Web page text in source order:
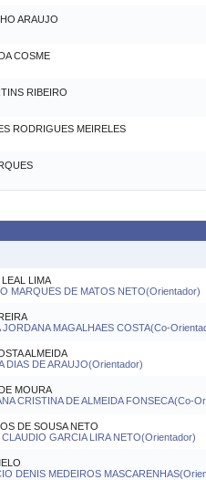
ARAUJO
COSME
RIBEIRO
RODRIGUES MEIRELES
LIMA
MARQUES DE MATOS NETO(Orientador)
JORDANA MAGALHAES COSTA(Co-
ALMEIDA
DIAS DE ARAUJO(Orientador)
MOURA
CRISTINA DE ALMEIDA FONSECA(Co-
DE SOUSA NETO
GARCIA LIRA NETO(Orientador)
DENIS MEDEIROS